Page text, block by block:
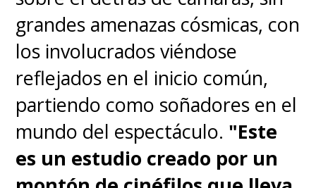
capaces de encontrar la manera
de apoyarnos unos a otros y
repartir la riqueza, ¿qué nos va a
pasar?", agregó, en clara
referencia a la relación
entreWeyland-Yutani
Corporation y sus empleados.
grandes amenazas cósmicas, con
los involucrados viéndose
reflejados en el inicio común,
partiendo como soñadores en el
mundo del espectáculo. "Este
es un estudio creado por un